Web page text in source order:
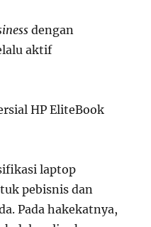
dengan
aktif
laptop
pebisnis dan
Pada hakekatnya,